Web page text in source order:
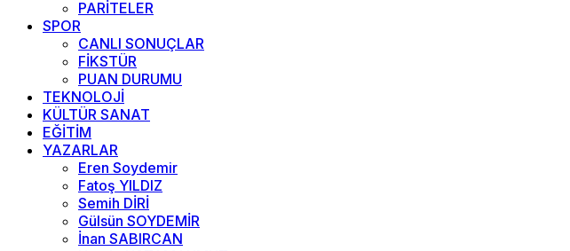
PARİTELER
SPOR
CANLI SONUÇLAR
FİKSTÜR
PUAN DURUMU
TEKNOLOJİ
KÜLTÜR SANAT
EĞİTİM
YAZARLAR
Eren Soydemir
Fatoş YILDIZ
Semih DİRİ
Gülsün SOYDEMİR
İnan SABIRCAN